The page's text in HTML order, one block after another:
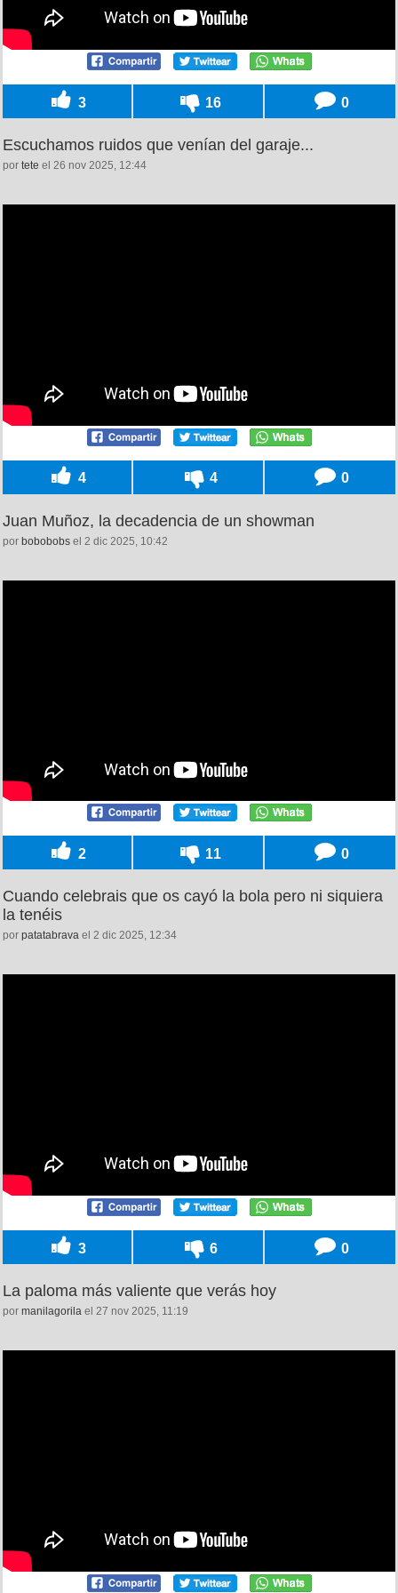
3 16 0
Escuchamos ruidos que venían del garaje...
por tete el 26 nov 2025, 12:44
4 4 0
Juan Muñoz, la decadencia de un showman
por bobobobs el 2 dic 2025, 10:42
2 11 0
Cuando celebrais que os cayó la bola pero ni siquiera
la tenéis
por patatabrava el 2 dic 2025, 12:34
3 6 0
La paloma más valiente que verás hoy
por manilagorila el 27 nov 2025, 11:19